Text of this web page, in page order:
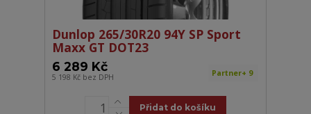
Dunlop 265/30R20 94Y SP Sport
Maxx GT DOT23
6 289 Kč
5 198 Kč bez DPH Partner+ 9
Přidat do košíku